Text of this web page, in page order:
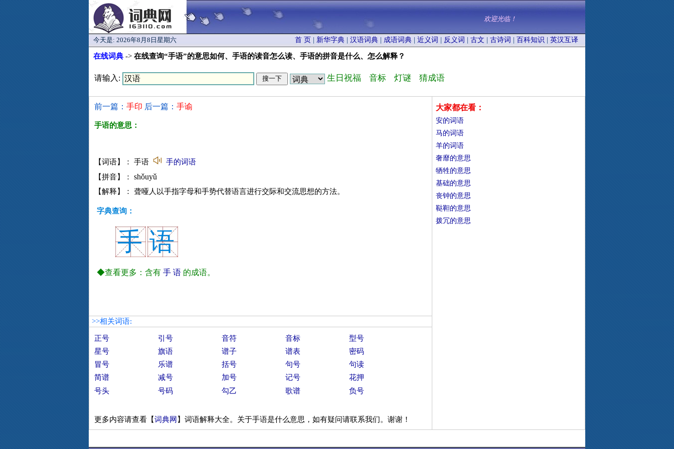
欢迎光临！
今天是: 2026年8月8日星期六 首 页 新华字典 汉语词典 成语词典 近义词 反义词 古文 古诗词 百科知识 英汉互译
在线词典 -> 在线查询“手语”的意思如何、手语的读音怎么读、手语的拼音是什么、怎么解释？
请输入: 生日祝福 音标 灯谜 猜成语
前一篇： 手印 后一篇： 手谕
手语的意思：
【词语】： 手语
手的词语
【拼音】： shǒuyǔ
【解释】： 聋哑人以手指字母和手势代替语言进行交际和交流思想的方法。
字典查询：
手 语
◆查看更多：含有 手 语 的成语。
大家都在看：
安的词语
马的词语
羊的词语
奢靡的意思
牺牲的意思
基础的意思
丧钟的意思
鞑靼的意思
拨冗的意思
>>相关词语:
正号 引号 音符 音标
型号
星号
旗语 谱子 谱表
密码
冒号
乐谱 括号 句号
句读
简谱
减号 加号 记号
花押
号头
号码 勾乙 歌谱 负号
更多内容请查看【词典网 】词语解释大全。关于手语是什么意思，如有疑问请联系我们。谢谢！